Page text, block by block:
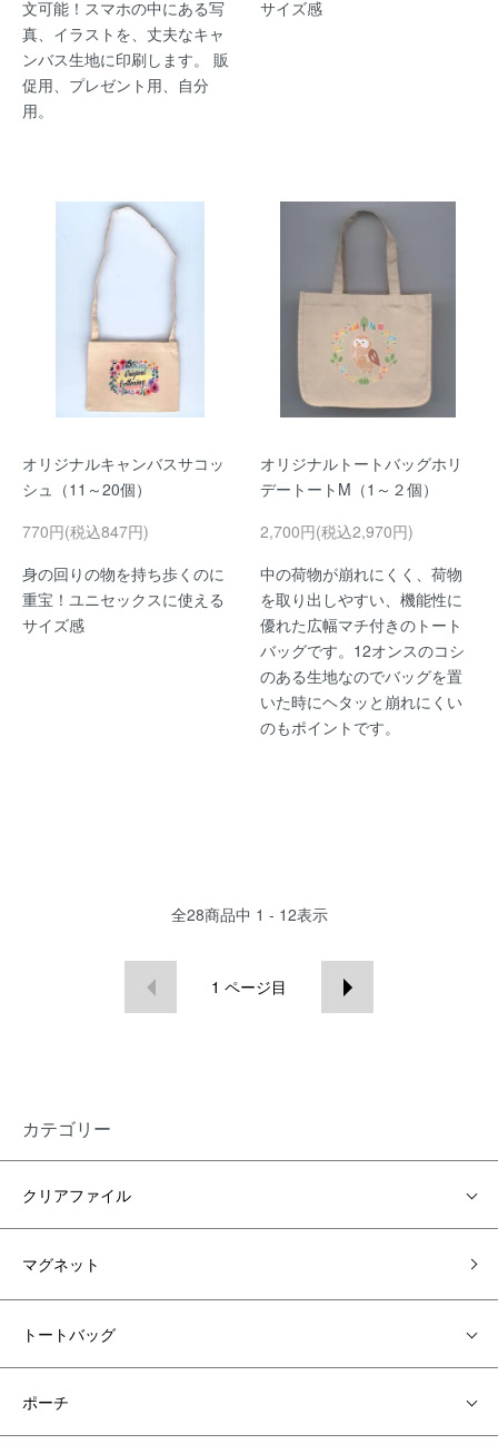
文可能！スマホの中にある写
真、イラストを、丈夫なキャ
ンバス生地に印刷します。 販
促用、プレゼント用、自分
用。
サイズ感
オリジナルキャンバスサコッ
シュ（11～20個）
770円(税込847円)
身の回りの物を持ち歩くのに
重宝！ユニセックスに使える
サイズ感
オリジナルトートバッグホリ
デートートM（1～２個）
2,700円(税込2,970円)
中の荷物が崩れにくく、荷物
を取り出しやすい、機能性に
優れた広幅マチ付きのトート
バッグです。12オンスのコシ
のある生地なのでバッグを置
いた時にヘタッと崩れにくい
のもポイントです。
全28商品中 1 - 12表示
1 ページ目
カテゴリー
クリアファイル
マグネット
トートバッグ
ポーチ